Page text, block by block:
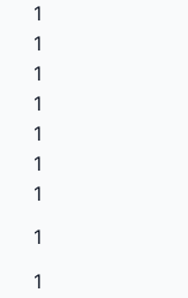
1
1
1
1
1
1
1
1
1